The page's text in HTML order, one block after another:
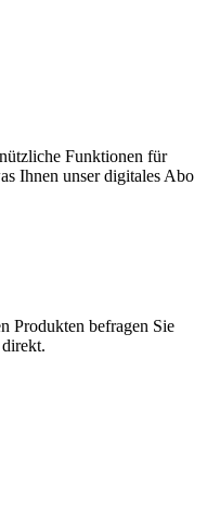
Funktionen für
Ihnen unser digitales Abo
Produkten befragen Sie